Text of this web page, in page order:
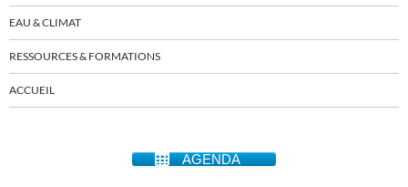
EAU & CLIMAT
RESSOURCES & FORMATIONS
ACCUEIL
AGENDA